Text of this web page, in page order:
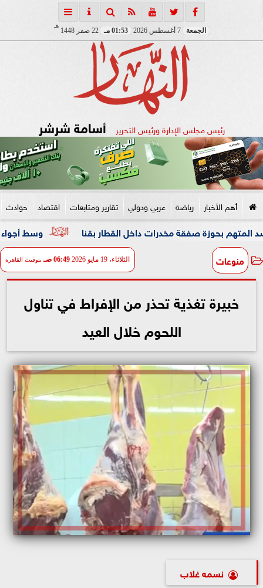
الجمعة 7 أغسطس 2026 01:53 مـ 22 صفر 1448
هـ
رئيس مجلس الإدارة ورئيس التحرير أسامة شرشر
أهم الأخبار رياضة عربي ودولي تقارير ومتابعات اقتصاد حوادث
وسط أجواء مبهجة
منوعات الثلاثاء، 19 مايو 2026 06:49 صـ بتوقيت القاهرة
خبيرة تغذية تحذر من الإفراط في تناول
اللحوم خلال العيد
نسمه غلاب